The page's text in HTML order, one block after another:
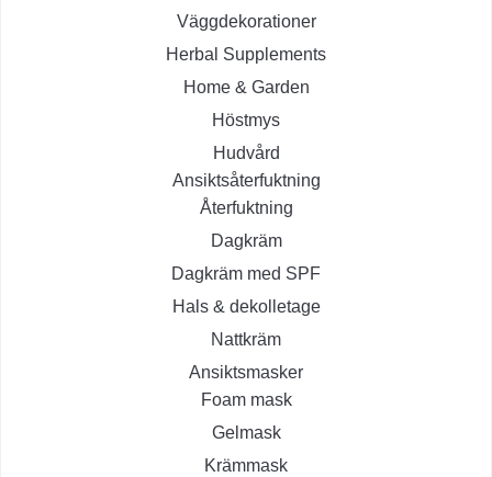
Väggdekorationer
Herbal Supplements
Home & Garden
Höstmys
Hudvård
Ansiktsåterfuktning
Återfuktning
Dagkräm
Dagkräm med SPF
Hals & dekolletage
Nattkräm
Ansiktsmasker
Foam mask
Gelmask
Krämmask